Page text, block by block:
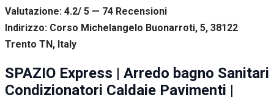
Valutazione: 4.2/ 5 — 74 Recensioni
Indirizzo: Corso Michelangelo Buonarroti, 5, 38122
Trento TN, Italy
SPAZIO Express | Arredo bagno Sanitari
Condizionatori Caldaie Pavimenti |